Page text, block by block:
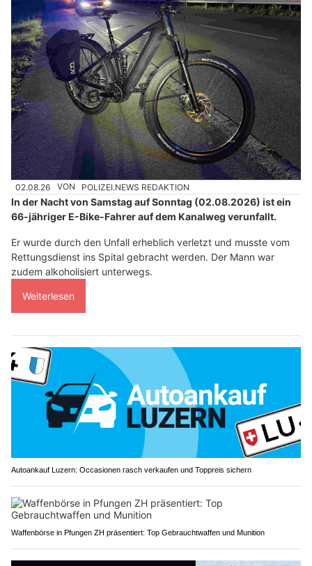
02.08.26 VON POLIZEI.NEWS REDAKTION
In der Nacht von Samstag auf Sonntag (02.08.2026) ist ein
66-jähriger E-Bike-Fahrer auf dem Kanalweg verunfallt.
Er wurde durch den Unfall erheblich verletzt und musste vom
Rettungsdienst ins Spital gebracht werden. Der Mann war
zudem alkoholisiert unterwegs.
Weiterlesen
Autoankauf Luzern: Occasionen rasch verkaufen und Toppreis sichern
Waffenbörse in Pfungen ZH präsentiert: Top Gebrauchtwaffen und Munition